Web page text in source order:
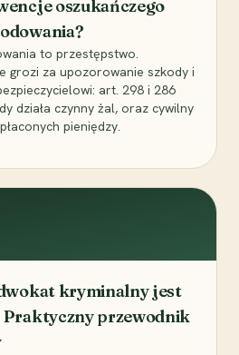
oszukańczego
to przestępstwo.
grozi za upozorowanie szkody i
art. 298 i 286
działa czynny żal, oraz cywilny
pieniędzy.
kryminalny jest
Praktyczny przewodnik